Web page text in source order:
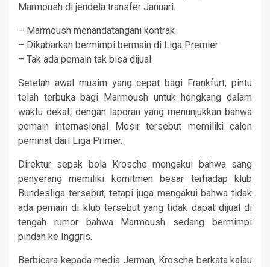
Marmoush di jendela transfer Januari.
– Marmoush menandatangani kontrak
– Dikabarkan bermimpi bermain di Liga Premier
– Tak ada pemain tak bisa dijual
Setelah awal musim yang cepat bagi Frankfurt, pintu
telah terbuka bagi Marmoush untuk hengkang dalam
waktu dekat, dengan laporan yang menunjukkan bahwa
pemain internasional Mesir tersebut memiliki calon
peminat dari Liga Primer.
Direktur sepak bola Krosche mengakui bahwa sang
penyerang memiliki komitmen besar terhadap klub
Bundesliga tersebut, tetapi juga mengakui bahwa tidak
ada pemain di klub tersebut yang tidak dapat dijual di
tengah rumor bahwa Marmoush sedang bermimpi
pindah ke Inggris.
Berbicara kepada media Jerman, Krosche berkata kalau